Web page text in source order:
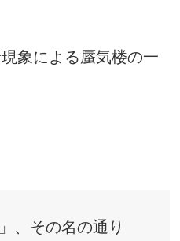
象による蜃気楼の一
、その名の通り